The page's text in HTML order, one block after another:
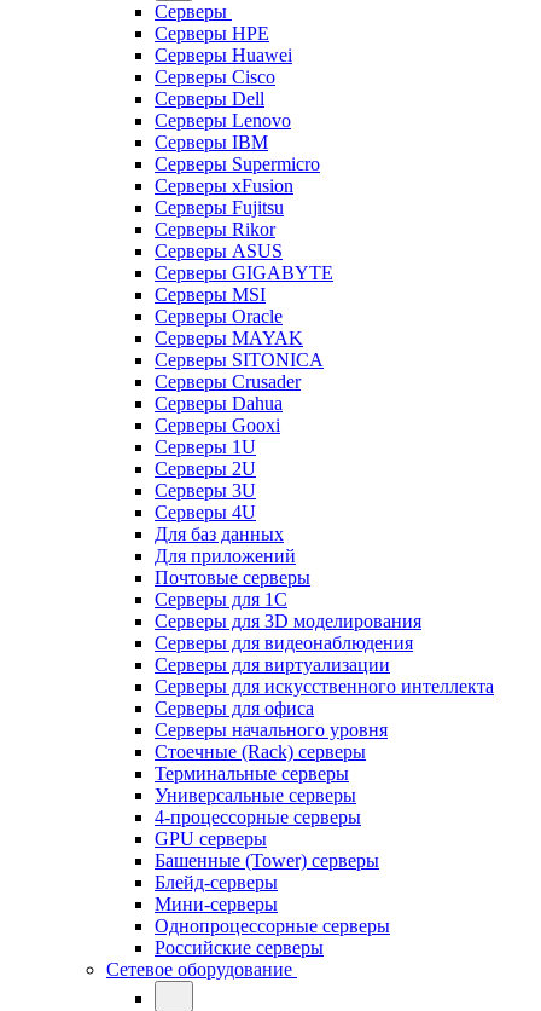
Серверы
Серверы HPE
Серверы Huawei
Серверы Cisco
Серверы Dell
Серверы Lenovo
Серверы IBM
Серверы Supermicro
Серверы xFusion
Серверы Fujitsu
Серверы Rikor
Серверы ASUS
Серверы GIGABYTE
Серверы MSI
Серверы Oracle
Серверы MAYAK
Серверы SITONICA
Серверы Crusader
Серверы Dahua
Серверы Gooxi
Серверы 1U
Серверы 2U
Серверы 3U
Серверы 4U
Для баз данных
Для приложений
Почтовые серверы
Серверы для 1С
Серверы для 3D моделирования
Серверы для видеонаблюдения
Серверы для виртуализации
Серверы для искусственного интеллекта
Серверы для офиса
Серверы начального уровня
Стоечные (Rack) серверы
Терминальные серверы
Универсальные серверы
4-процессорные серверы
GPU серверы
Башенные (Tower) серверы
Блейд-серверы
Мини-серверы
Однопроцессорные серверы
Российские серверы
Сетевое оборудование